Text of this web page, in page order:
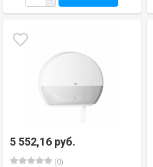
5 552,16 руб.
(0)